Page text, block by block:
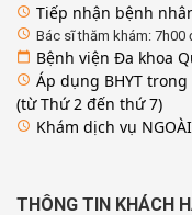
access_time Tiếp nhận bệnh
access_time Bác sĩ thăm khám: 7h00
calendar_today Bệnh viện Đa khoa
access_time Áp dụng BHYT
(từ Thứ 2 đến thứ 7)
access_time Khám dịch vụ
THÔNG TIN KHÁCH